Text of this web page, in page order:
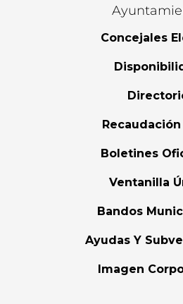
Concejales
Recaudación
Boletines
Ventanilla
Bandos
Ayudas Y
Imagen